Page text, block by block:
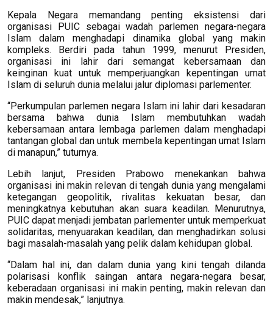
Kepala Negara memandang penting eksistensi dari
organisasi PUIC sebagai wadah parlemen negara-negara
Islam dalam menghadapi dinamika global yang makin
kompleks. Berdiri pada tahun 1999, menurut Presiden,
organisasi ini lahir dari semangat kebersamaan dan
keinginan kuat untuk memperjuangkan kepentingan umat
Islam di seluruh dunia melalui jalur diplomasi parlementer.
“Perkumpulan parlemen negara Islam ini lahir dari kesadaran
bersama bahwa dunia Islam membutuhkan wadah
kebersamaan antara lembaga parlemen dalam menghadapi
tantangan global dan untuk membela kepentingan umat Islam
di manapun,” tuturnya.
Lebih lanjut, Presiden Prabowo menekankan bahwa
organisasi ini makin relevan di tengah dunia yang mengalami
ketegangan geopolitik, rivalitas kekuatan besar, dan
meningkatnya kebutuhan akan suara keadilan. Menurutnya,
PUIC dapat menjadi jembatan parlementer untuk memperkuat
solidaritas, menyuarakan keadilan, dan menghadirkan solusi
bagi masalah-masalah yang pelik dalam kehidupan global.
“Dalam hal ini, dan dalam dunia yang kini tengah dilanda
polarisasi konflik saingan antara negara-negara besar,
keberadaan organisasi ini makin penting, makin relevan dan
makin mendesak,” lanjutnya.